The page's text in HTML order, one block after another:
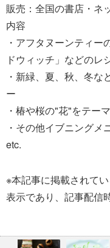
販売：全国の書店・ネ
内容
・アフタヌーンティ
ドウィッチ」などのレ
・新緑、夏、秋、冬な
ー
・椿や桜の"花"をテー
・その他イブニング
etc.
※本記事に掲載されて
表示であり、記事配信